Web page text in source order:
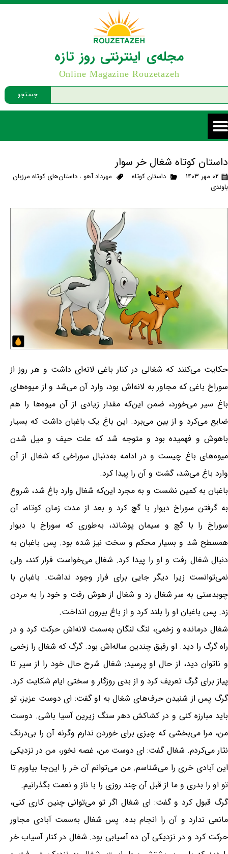
جستجو
مجله‌ی اینترنتی روز تازه
Online Magazine Rouzetazeh
داستان کوتاه شغال خر سوار
۰۲ مهر ۱۴۰۳ داستان کوتاه مهرداد آهو ، داستان‌های کوتاه مرزبان
باوندی
حکایت می‌کنند که شغالی در کنار باغی لانه‌ای داشت و هر روز از
سوراخ باغی که مجاور به لانه‌اش بود، وارد آن می‌شد و از میوه‌های
باغ سیر می‌خورد، ضمن این‌که مقدار زیادی از آن میوه‌ها را هم
ضایع می‌کرد و از بین می‌برد. این باغ یک باغبان داشت که بسیار
باهوش و فهمیده بود و متوجه شد که علت حیف و میل شدن
میوه‌های باغ چیست و در ادامه به‌دنبال سوراخی که شغال از آن
وارد باغ می‌شد، گشت و آن را پیدا کرد.
باغبان به کمین نشست و به مجرد این‌که شغال وارد باغ شد، شروع
به گرفتن سوراخ دیوار با گچ کرد و بعد از مدت زمان کوتاه، آن
سوراخ را با گچ و سیمان پوشاند، به‌طوری که سوراخ با دیوار
همسطح شد و بسیار محکم و سخت نیز شده بود. پس باغبان به
دنبال شغال رفت و او را پیدا کرد. شغال می‌خواست فرار کند، ولی
نمی‌توانست زیرا دیگر جایی برای فرار وجود نداشت. باغبان با
چوبدستی به سر شغال زد و شغال از هوش رفت و خود را به مردن
زد. پس باغبان او را بلند کرد و از باغ بیرون انداخت.
شغال درمانده و زخمی، لنگ لنگان به‌سمت لانه‌اش حرکت کرد و در
راه گرگ را دید. او رفیق چندین ساله‌اش بود. گرگ که شغال را زخمی
و ناتوان دید، از حال او پرسید: شغال شرح حال خود را از سیر تا
پیاز برای گرگ تعریف کرد و از بدی روزگار و سختی ایام شکایت کرد.
گرگ پس از شنیدن حرف‌های شغال به او گفت: ای دوست عزیز، تو
باید مبارزه کنی و در کشاکش دهر سنگ زیرین آسیا باشی. دوست
من، مرا می‌بخشی که چیزی برای خوردن ندارم وگرنه آن را بی‌درنگ
نثار می‌کردم. شغال گفت: ای دوست من، غصه نخور، من در نزدیکی
این آبادی خری را می‌شناسم. من می‌توانم آن خر را این‌جا بیاورم تا
تو او را بدری و ما از قبل آن چند روزی را با ناز و نعمت بگذرانیم.
گرگ قبول کرد و گفت: ای شغال اگر تو می‌توانی چنین کاری کنی،
مانعی ندارد و آن را انجام بده. پس شغال به‌سمت آبادی مجاور
حرکت کرد و در نزدیکی آن ده آسیابی بود. شغال در کنار آسیاب خر